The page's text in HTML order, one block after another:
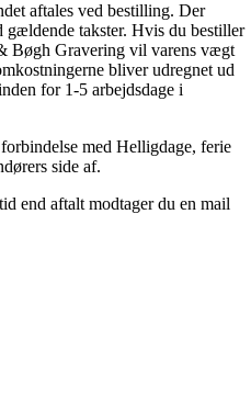
aftales ved bestilling. Der
takster. Hvis du bestiller
Bøgh Gravering vil varens vægt
bliver udregnet ud
for 1-5 arbejdsdage i
med Helligdage, ferie
side af.
end aftalt modtager du en mail